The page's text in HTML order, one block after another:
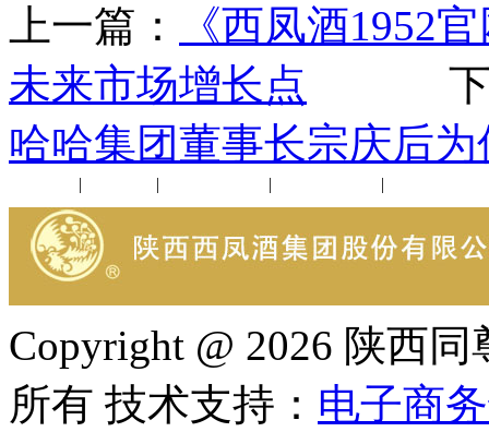
上一篇：
《西凤酒1952
未来市场增长点 下一
哈哈集团董事长宗庆后
| | | |
Copyright @ 2026 陕西
所有 技术支持： 电子商